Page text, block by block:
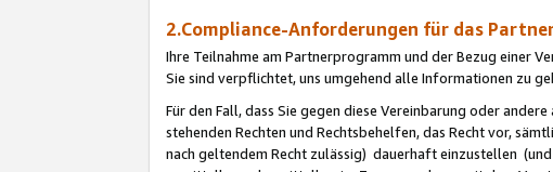
2.Compliance-Anforderungen für das
Ihre Teilnahme am Partnerprogramm und der Bezug einer
Sie sind verpflichtet, uns umgehend alle Informationen zu
Für den Fall, dass Sie gegen diese Vereinbarung oder
stehenden Rechten und Rechtsbehelfen, das Recht vor,
nach geltendem Recht zulässig) dauerhaft einzustellen